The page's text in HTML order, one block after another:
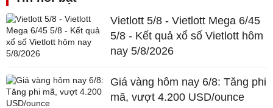
Vietlott 5/8 - Vietlott Mega 6/45
5/8 - Kết quả xổ số Vietlott hôm
nay 5/8/2026
Giá vàng hôm nay 6/8: Tăng phi
mã, vượt 4.200 USD/ounce